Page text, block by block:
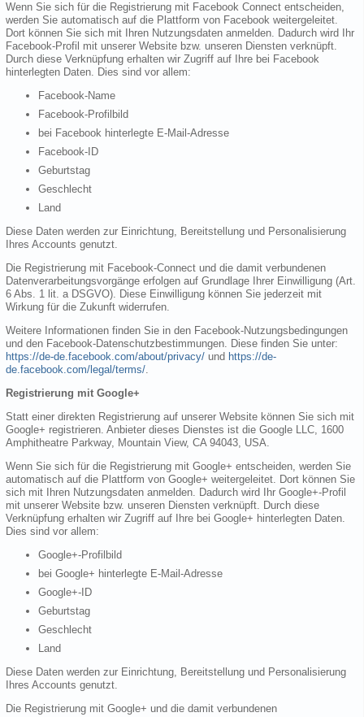
Wenn Sie sich für die Registrierung mit Facebook Connect entscheiden,
werden Sie automatisch auf die Plattform von Facebook weitergeleitet.
Dort können Sie sich mit Ihren Nutzungsdaten anmelden. Dadurch wird Ihr
Facebook-Profil mit unserer Website bzw. unseren Diensten verknüpft.
Durch diese Verknüpfung erhalten wir Zugriff auf Ihre bei Facebook
hinterlegten Daten. Dies sind vor allem:
Facebook-Name
Facebook-Profilbild
bei Facebook hinterlegte E-Mail-Adresse
Facebook-ID
Geburtstag
Geschlecht
Land
Diese Daten werden zur Einrichtung, Bereitstellung und Personalisierung
Ihres Accounts genutzt.
Die Registrierung mit Facebook-Connect und die damit verbundenen
Datenverarbeitungsvorgänge erfolgen auf Grundlage Ihrer Einwilligung (Art.
6 Abs. 1 lit. a DSGVO). Diese Einwilligung können Sie jederzeit mit
Wirkung für die Zukunft widerrufen.
Weitere Informationen finden Sie in den Facebook-Nutzungsbedingungen
und den Facebook-Datenschutzbestimmungen. Diese finden Sie unter:
https://de-de.facebook.com/about/privacy/ und https://de-
de.facebook.com/legal/terms/.
Registrierung mit Google+
Statt einer direkten Registrierung auf unserer Website können Sie sich mit
Google+ registrieren. Anbieter dieses Dienstes ist die Google LLC, 1600
Amphitheatre Parkway, Mountain View, CA 94043, USA.
Wenn Sie sich für die Registrierung mit Google+ entscheiden, werden Sie
automatisch auf die Plattform von Google+ weitergeleitet. Dort können Sie
sich mit Ihren Nutzungsdaten anmelden. Dadurch wird Ihr Google+-Profil
mit unserer Website bzw. unseren Diensten verknüpft. Durch diese
Verknüpfung erhalten wir Zugriff auf Ihre bei Google+ hinterlegten Daten.
Dies sind vor allem:
Google+-Profilbild
bei Google+ hinterlegte E-Mail-Adresse
Google+-ID
Geburtstag
Geschlecht
Land
Diese Daten werden zur Einrichtung, Bereitstellung und Personalisierung
Ihres Accounts genutzt.
Die Registrierung mit Google+ und die damit verbundenen